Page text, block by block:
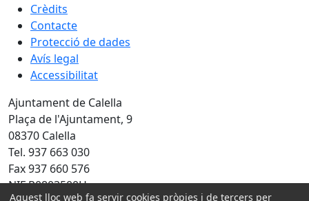
Crèdits
Contacte
Protecció de dades
Avís legal
Accessibilitat
Ajuntament de Calella
Plaça de l'Ajuntament, 9
08370 Calella
Tel. 937 663 030
Fax 937 660 576
NIF P0803500H
Aquest lloc web fa servir cookies pròpies i de tercers per